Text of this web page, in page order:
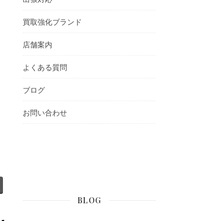
買取強化ブランド
店舗案内
よくある質問
ブログ
お問い合わせ
BLOG